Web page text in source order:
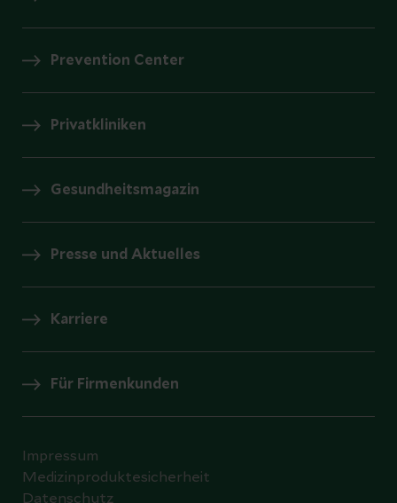
Prevention Center
Privatkliniken
Gesundheitsmagazin
Presse und Aktuelles
Karriere
Für Firmenkunden
Impressum
Medizinproduktesicherheit
Datenschutz